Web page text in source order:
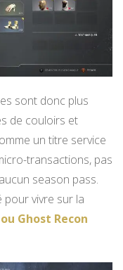
sont donc plus
de couloirs et
un titre service
transactions, pas
season pass.
pour vivre sur la
Ghost Recon